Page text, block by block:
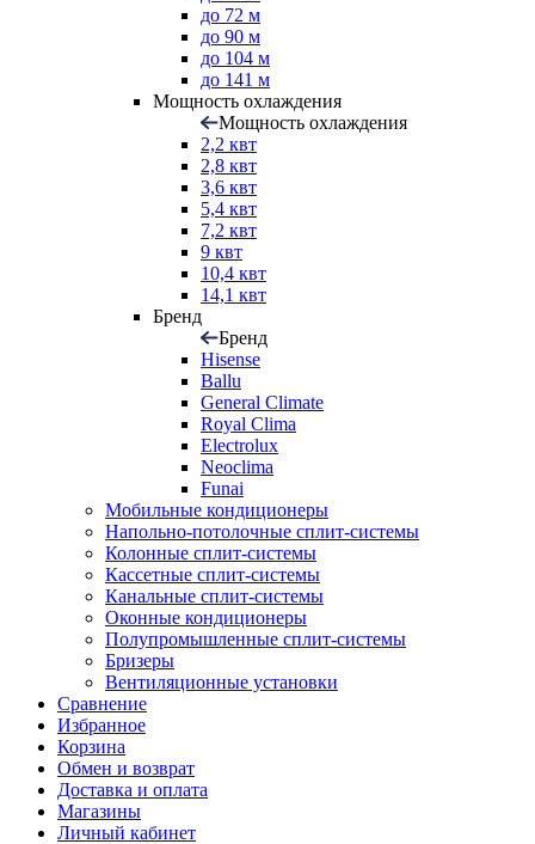
до 72 м
до 90 м
до 104 м
до 141 м
Мощность охлаждения
Мощность охлаждения
2,2 квт
2,8 квт
3,6 квт
5,4 квт
7,2 квт
9 квт
10,4 квт
14,1 квт
Бренд
Бренд
Hisense
Ballu
General Climate
Royal Clima
Electrolux
Neoclima
Funai
Мобильные кондиционеры
Напольно-потолоч​ные ​сплит-системы
Колонные ​​сплит-системы
Кассетные сплит-системы
Канальные сплит-системы
Оконные кондиционеры
Полупромышленные сплит-системы
Бризеры
Вентиляционные установки
Сравнение
Избранное
Корзина
Обмен и возврат
Доставка и оплата
Магазины
Личный кабинет